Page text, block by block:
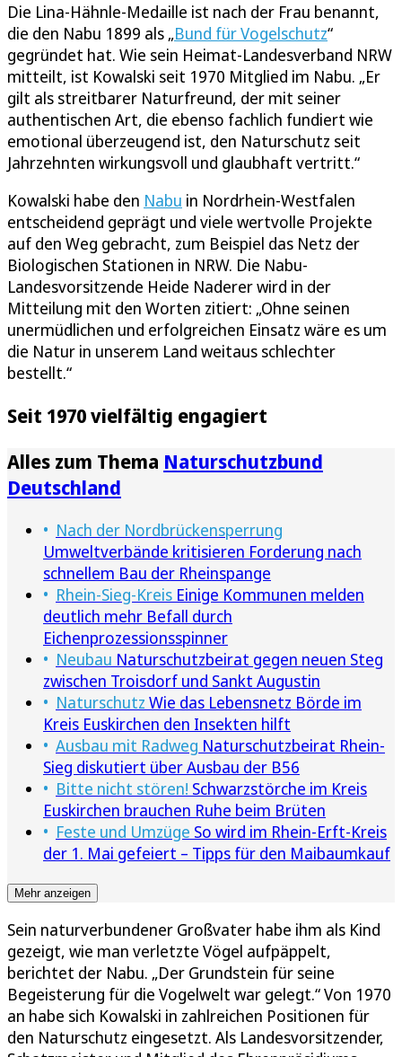
Die Lina-Hähnle-Medaille ist nach der Frau benannt,
die den Nabu 1899 als „Bund für Vogelschutz“
gegründet hat. Wie sein Heimat-Landesverband NRW
mitteilt, ist Kowalski seit 1970 Mitglied im Nabu. „Er
gilt als streitbarer Naturfreund, der mit seiner
authentischen Art, die ebenso fachlich fundiert wie
emotional überzeugend ist, den Naturschutz seit
Jahrzehnten wirkungsvoll und glaubhaft vertritt.“
Kowalski habe den Nabu in Nordrhein-Westfalen
entscheidend geprägt und viele wertvolle Projekte
auf den Weg gebracht, zum Beispiel das Netz der
Biologischen Stationen in NRW. Die Nabu-
Landesvorsitzende Heide Naderer wird in der
Mitteilung mit den Worten zitiert: „Ohne seinen
unermüdlichen und erfolgreichen Einsatz wäre es um
die Natur in unserem Land weitaus schlechter
bestellt.“
Seit 1970 vielfältig engagiert
Alles zum Thema Naturschutzbund
Deutschland
Nach der Nordbrückensperrung
Umweltverbände kritisieren Forderung nach
schnellem Bau der Rheinspange
Rhein-Sieg-Kreis Einige Kommunen melden
deutlich mehr Befall durch
Eichenprozessionsspinner
Neubau Naturschutzbeirat gegen neuen Steg
zwischen Troisdorf und Sankt Augustin
Naturschutz Wie das Lebensnetz Börde im
Kreis Euskirchen den Insekten hilft
Ausbau mit Radweg Naturschutzbeirat Rhein-
Sieg diskutiert über Ausbau der B56
Bitte nicht stören! Schwarzstörche im Kreis
Euskirchen brauchen Ruhe beim Brüten
Feste und Umzüge So wird im Rhein-Erft-Kreis
der 1. Mai gefeiert – Tipps für den Maibaumkauf
Mehr anzeigen
Sein naturverbundener Großvater habe ihm als Kind
gezeigt, wie man verletzte Vögel aufpäppelt,
berichtet der Nabu. „Der Grundstein für seine
Begeisterung für die Vogelwelt war gelegt.“ Von 1970
an habe sich Kowalski in zahlreichen Positionen für
den Naturschutz eingesetzt. Als Landesvorsitzender,